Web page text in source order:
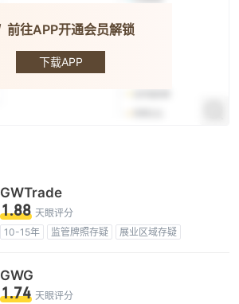
前往APP开通会员解锁
下载APP
GWTrade
1.88 天眼评分
10-15年
监管牌照存疑
展业区域存疑
GWG
1.74 天眼评分